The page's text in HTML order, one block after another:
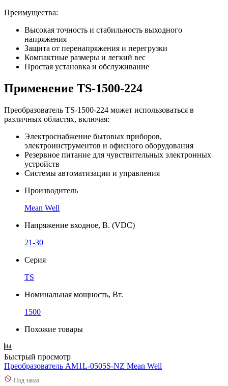
Преимущества:
Высокая точность и стабильность выходного
напряжения
Защита от перенапряжения и перегрузки
Компактные размеры и легкий вес
Простая установка и обслуживание
Применение TS-1500-224
Преобразователь TS-1500-224 может использоваться в
различных областях, включая:
Электроснабжение бытовых приборов,
электроинструментов и офисного оборудования
Резервное питание для чувствительных электронных
устройств
Системы автоматизации и управления
Производитель
Mean Well
Напряжение входное, В. (VDC)
21-30
Серия
TS
Номинальная мощность, Вт.
1500
Похожие товары
Быстрый просмотр
Преобразователь AM1L-0505S-NZ Mean Well
Под заказ